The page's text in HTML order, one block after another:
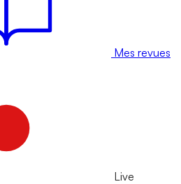
Mes revues
Live